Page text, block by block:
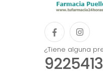
¿Tiene alguna